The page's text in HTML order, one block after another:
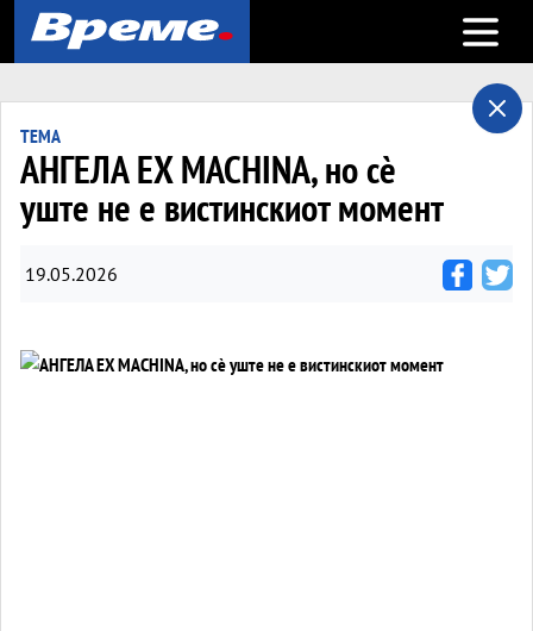
Open
ТЕМА
АНГЕЛА EX MACHINA, но сè
уште не е вистинскиот момент
19.05.2026